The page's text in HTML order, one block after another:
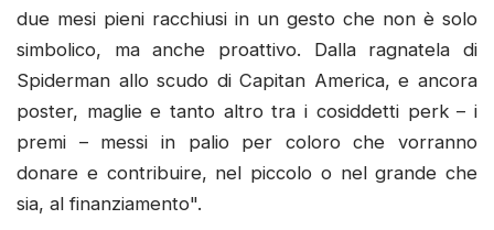
due mesi pieni racchiusi in un gesto che non è solo
simbolico, ma anche proattivo. Dalla ragnatela di
Spiderman allo scudo di Capitan America, e ancora
poster, maglie e tanto altro tra i cosiddetti perk – i
premi – messi in palio per coloro che vorranno
donare e contribuire, nel piccolo o nel grande che
sia, al finanziamento".